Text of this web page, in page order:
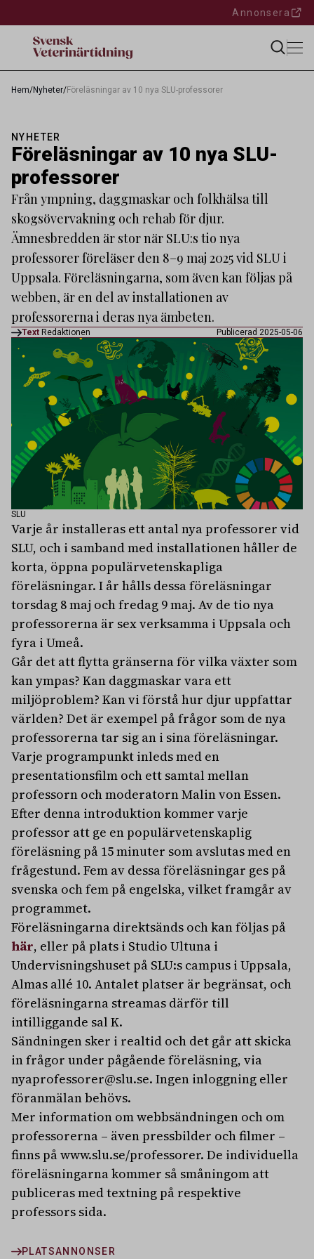
Annonsera
Hem/Nyheter/Föreläsningar av 10 nya SLU-professorer
NYHETER
Föreläsningar av 10 nya SLU-
professorer
Från ympning, daggmaskar och folkhälsa till
skogsövervakning och rehab för djur.
Ämnesbredden är stor när SLU:s tio nya
professorer föreläser den 8–9 maj 2025 vid SLU i
Uppsala. Föreläsningarna, som även kan följas på
webben, är en del av installationen av
professorerna i deras nya ämbeten.
Text Redaktionen Publicerad 2025-05-06
SLU
Varje år installeras ett antal nya professorer vid
SLU, och i samband med installationen håller de
korta, öppna populärvetenskapliga
föreläsningar. I år hålls dessa föreläsningar
torsdag 8 maj och fredag 9 maj. Av de tio nya
professorerna är sex verksamma i Uppsala och
fyra i Umeå.
Går det att flytta gränserna för vilka växter som
kan ympas? Kan daggmaskar vara ett
miljöproblem? Kan vi förstå hur djur uppfattar
världen? Det är exempel på frågor som de nya
professorerna tar sig an i sina föreläsningar.
Varje programpunkt inleds med en
presentationsfilm och ett samtal mellan
professorn och moderatorn Malin von Essen.
Efter denna introduktion kommer varje
professor att ge en populärvetenskaplig
föreläsning på 15 minuter som avslutas med en
frågestund. Fem av dessa föreläsningar ges på
svenska och fem på engelska, vilket framgår av
programmet.
Föreläsningarna direktsänds och kan följas på
här, eller på plats i Studio Ultuna i
Undervisningshuset på SLU:s campus i Uppsala,
Almas allé 10. Antalet platser är begränsat, och
föreläsningarna streamas därför till
intilliggande sal K.
Sändningen sker i realtid och det går att skicka
in frågor under pågående föreläsning, via
nyaprofessorer@slu.se. Ingen inloggning eller
föranmälan behövs.
Mer information om webbsändningen och om
professorerna – även pressbilder och filmer –
finns på www.slu.se/professorer. De individuella
föreläsningarna kommer så småningom att
publiceras med textning på respektive
professors sida.
PLATSANNONSER